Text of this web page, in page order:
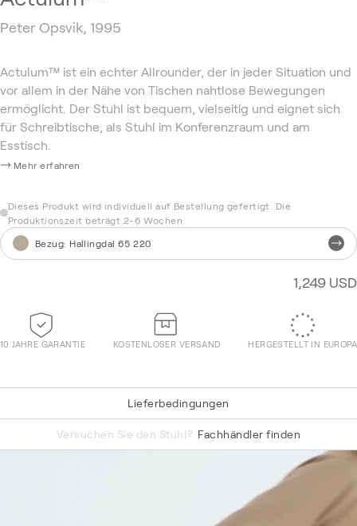
Peter Opsvik, 1995
Actulum™ ist ein echter Allrounder, der in jeder Situation und
vor allem in der Nähe von Tischen nahtlose Bewegungen
ermöglicht. Der Stuhl ist bequem, vielseitig und eignet sich
für Schreibtische, als Stuhl im Konferenzraum und am
Esstisch.
Mehr erfahren
Dieses Produkt wird individuell auf Bestellung gefertigt. Die
Produktionszeit beträgt 2-6 Wochen.
Bezug: Hallingdal 65 220
1,249 USD
10 JAHRE GARANTIE KOSTENLOSER VERSAND HERGESTELLT IN EUROPA
Lieferbedingungen
Versuchen Sie den Stuhl? Fachhändler finden
Vidar 0443